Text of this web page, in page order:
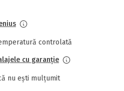
controlată
cu garanție
nu ești mulțumit